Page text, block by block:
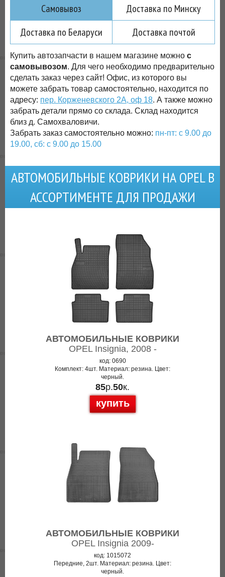
Самовывоз
Доставка по Минску
Доставка по Беларуси
Доставка почтой
Купить автозапчасти в нашем магазине можно с
самовывозом. Для чего необходимо предварительно
сделать заказ через сайт! Офис, из которого вы
можете забрать товар самостоятельно, находится по
адресу: пер. Корженевского 2А, оф 18. А также можно
забрать детали прямо со склада. Склад находится
близ д. Самохваловичи.
Забрать заказ самостоятельно можно: пн-пт: с 9.00 до
19.00, сб: с 9.00 до 15.00
АВТОМОБИЛЬНЫЕ КОВРИКИ НА OPEL В
АССОРТИМЕНТЕ ДЛЯ ПРОДАЖИ
АВТОМОБИЛЬНЫЕ КОВРИКИ
OPEL Insignia, 2008 -
код: 0690
Комплект: 4шт. Материал: резина. Цвет:
черный.
85р.50к.
купить
АВТОМОБИЛЬНЫЕ КОВРИКИ
OPEL Insignia 2009-
код: 1015072
Передние, 2шт. Материал: резина. Цвет:
черный.